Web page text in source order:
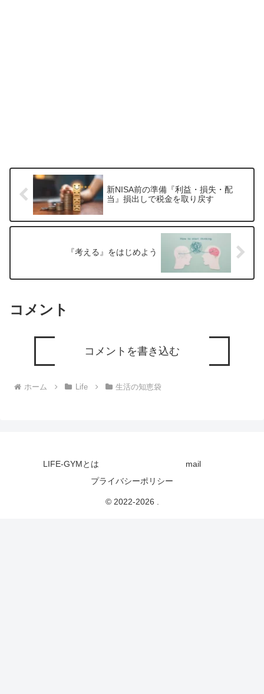
新NISA前の準備『利益・損失・配
当』損出しで税金を取り戻す
『考える』をはじめよう
コメント
コメントを書き込む
ホーム Life 生活の知恵袋
LIFE-GYMとは
mail
プライバシーポリシー
© 2022-2026 .